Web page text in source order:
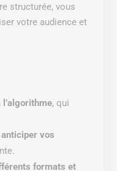
structurée, vous
votre audience et
, qui
anticiper vos
formats et